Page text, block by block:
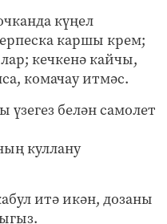
күңел
каршы крем;
кечкенә кайчы,
комачау итмәс.
үзегез белән самолет
куллану
итә икән, дозаны